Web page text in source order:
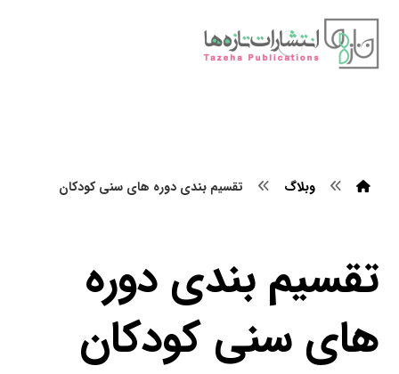
وبلاگ تقسیم بندی دوره های سنی کودکان
تقسیم بندی دوره
های سنی کودکان